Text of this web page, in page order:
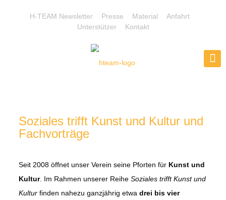
H-TEAM Newsletter Presse Material
Anfahrt
Unterstützer
Kontakt
Soziales trifft Kunst und Kultur und
Fachvorträge
Seit 2008 öffnet unser Verein seine Pforten fürKunst und
Kultur. Im Rahmen unserer ReiheSoziales trifft Kunst und
Kulturfinden nahezu ganzjährig etwa drei bis vier